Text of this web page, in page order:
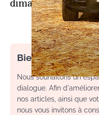
dimanche dans
Bienvenue dans
Nous souhaitons un
dialogue. Afin
nos articles, ainsi que
nous vous invitons à